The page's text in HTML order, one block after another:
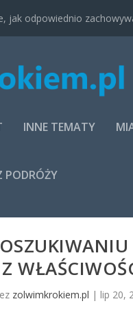
jak odpowiednio
INNE TEMATY
PODRÓŻY
zolwimkrokiem.pl | lip 20,